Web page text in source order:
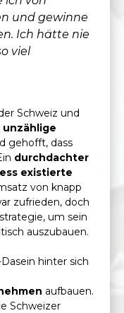
und gewinne
Ich hätte nie
viel
Schweiz und
unzählige
gehofft, dass
durchdachter
existierte
von knapp
zufrieden, doch
um sein
auszubauen.
hinter sich
aufbauen.
Schweizer